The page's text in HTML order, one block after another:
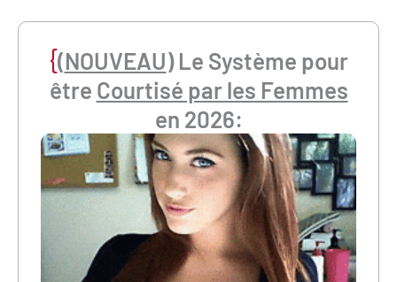
{(NOUVEAU) Le Système pour
être Courtisé par les Femmes
en 2026: